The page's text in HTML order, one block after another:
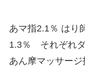
あマ指2.1％ はり
1.3％ それぞれダ
あん摩マッサー